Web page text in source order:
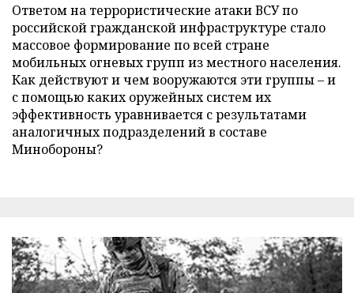
Ответом на террористические атаки ВСУ по
российской гражданской инфраструктуре стало
массовое формирование по всей стране
мобильных огневых групп из местного населения.
Как действуют и чем вооружаются эти группы – и
с помощью каких оружейных систем их
эффективность уравнивается с результатами
аналогичных подразделений в составе
Минобороны?